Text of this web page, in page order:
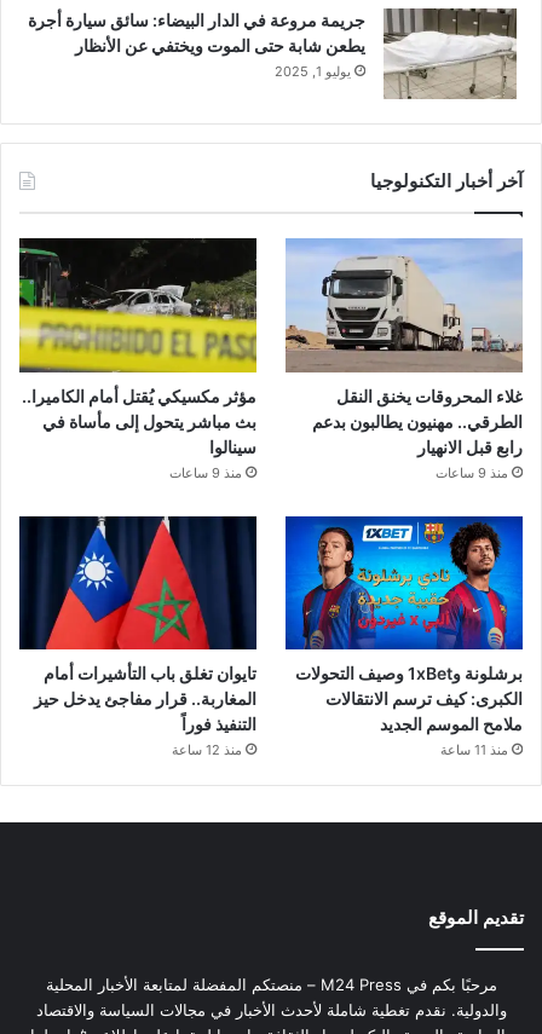
جريمة مروعة في الدار البيضاء: سائق سيارة أجرة
يطعن شابة حتى الموت ويختفي عن الأنظار
يوليو 1, 2025
آخر أخبار التكنولوجيا
غلاء المحروقات يخنق النقل
الطرقي.. مهنيون يطالبون بدعم
رابع قبل الانهيار
منذ 9 ساعات
مؤثر مكسيكي يُقتل أمام الكاميرا..
بث مباشر يتحول إلى مأساة في
سينالوا
منذ 9 ساعات
برشلونة و1xBet وصيف التحولات
الكبرى: كيف ترسم الانتقالات
ملامح الموسم الجديد
منذ 11 ساعة
تايوان تغلق باب التأشيرات أمام
المغاربة.. قرار مفاجئ يدخل حيز
التنفيذ فوراً
منذ 12 ساعة
تقديم الموقع
مرحبًا بكم في M24 Press – منصتكم المفضلة لمتابعة الأخبار المحلية
والدولية. نقدم تغطية شاملة لأحدث الأخبار في مجالات السياسة والاقتصاد